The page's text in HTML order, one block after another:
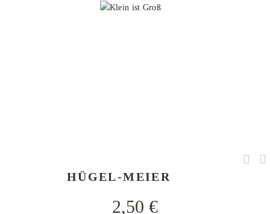
HÜGEL-MEIER
2,50 €